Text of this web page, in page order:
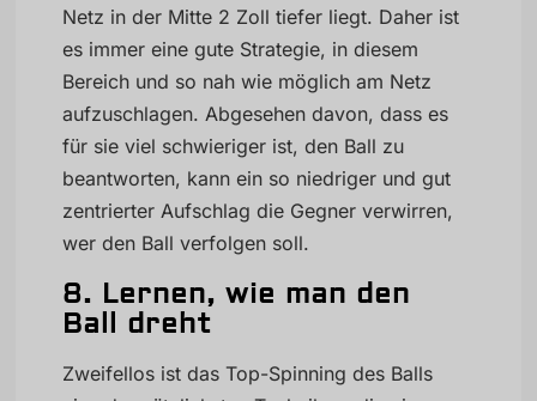
Netz in der Mitte 2 Zoll tiefer liegt. Daher ist
es immer eine gute Strategie, in diesem
Bereich und so nah wie möglich am Netz
aufzuschlagen. Abgesehen davon, dass es
für sie viel schwieriger ist, den Ball zu
beantworten, kann ein so niedriger und gut
zentrierter Aufschlag die Gegner verwirren,
wer den Ball verfolgen soll.
8. Lernen, wie man den
Ball dreht
Zweifellos ist das Top-Spinning des Balls